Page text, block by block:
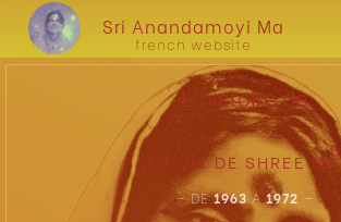
Sri Anandamoyi Ma
french website
L'histoire de
LA VIE DE SHREE MÂ
— DE1963A 1972 —